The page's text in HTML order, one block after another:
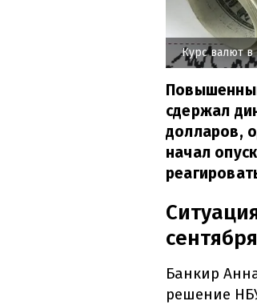
Курс валют в
сдержал
долларов,
начал
сентября
Банкир
решение